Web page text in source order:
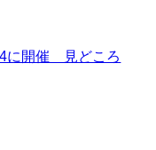
に開催 見どころ